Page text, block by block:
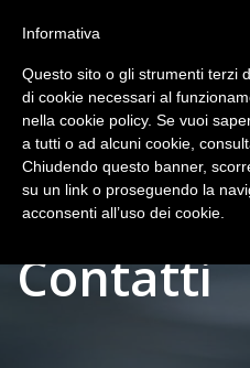
Contatti
Informativa
Questo sito o gli strumenti terzi
di cookie necessari al
nella cookie policy. Se vuoi
a tutti o ad alcuni cookie,
Chiudendo questo banner,
su un link o proseguendo la
acconsenti all’uso dei cookie.